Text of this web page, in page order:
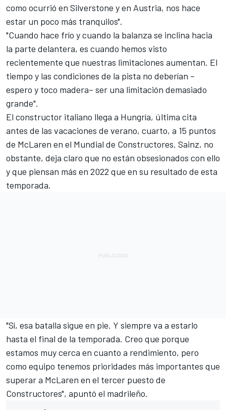
como ocurrió en Silverstone y en Austria, nos hace
estar un poco más tranquilos".
"Cuando hace frío y cuando la balanza se inclina hacia
la parte delantera, es cuando hemos visto
recientemente que nuestras limitaciones aumentan. El
tiempo y las condiciones de la pista no deberían –
espero y toco madera– ser una limitación demasiado
grande".
El constructor italiano llega a Hungría, última cita
antes de las vacaciones de verano, cuarto, a 15 puntos
de McLaren en el Mundial de Constructores. Sainz, no
obstante, deja claro que no están obsesionados con ello
y que piensan más en 2022 que en su resultado de esta
temporada.
"Sí, esa batalla sigue en pie. Y siempre va a estarlo
hasta el final de la temporada. Creo que porque
estamos muy cerca en cuanto a rendimiento, pero
como equipo tenemos prioridades más importantes que
superar a McLaren en el tercer puesto de
Constructores", apuntó el madrileño.